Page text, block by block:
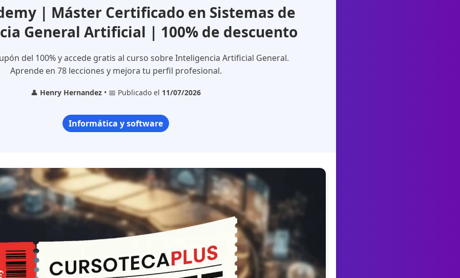
| Máster Certificado en Sistemas de
General Artificial | 100% de descuento
del 100% y accede gratis al curso sobre Inteligencia Artificial General.
Aprende en 78 lecciones y mejora tu perfil profesional.
👤 Henry Hernandez • 📅 Publicado el 11/07/2026
Informática y software